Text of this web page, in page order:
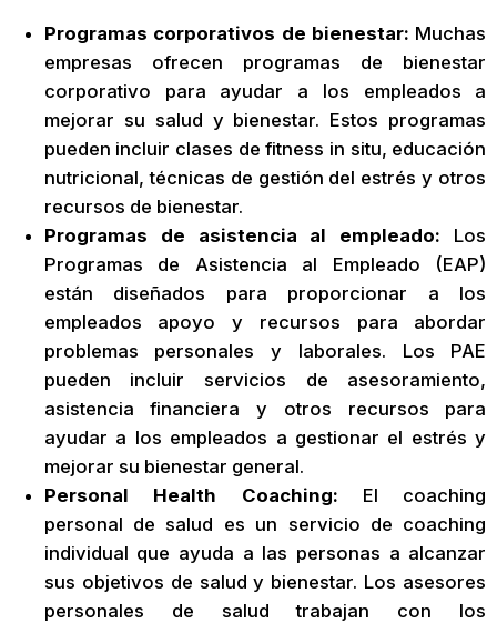
Programas corporativos de bienestar: Muchas
empresas ofrecen programas de bienestar
corporativo para ayudar a los empleados a
mejorar su salud y bienestar. Estos programas
pueden incluir clases de fitness in situ, educación
nutricional, técnicas de gestión del estrés y otros
recursos de bienestar.
Programas de asistencia al empleado: Los
Programas de Asistencia al Empleado (EAP)
están diseñados para proporcionar a los
empleados apoyo y recursos para abordar
problemas personales y laborales. Los PAE
pueden incluir servicios de asesoramiento,
asistencia financiera y otros recursos para
ayudar a los empleados a gestionar el estrés y
mejorar su bienestar general.
Personal Health Coaching: El coaching
personal de salud es un servicio de coaching
individual que ayuda a las personas a alcanzar
sus objetivos de salud y bienestar. Los asesores
personales de salud trabajan con los